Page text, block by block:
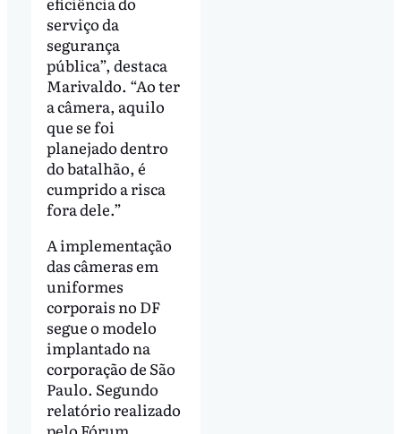
serviço da
segurança
pública”, destaca
Marivaldo. “Ao ter
a câmera, aquilo
que se foi
planejado dentro
do batalhão, é
cumprido a risca
fora dele.”
A implementação
das câmeras em
uniformes
corporais no DF
segue o modelo
implantado na
corporação de São
Paulo. Segundo
relatório realizado